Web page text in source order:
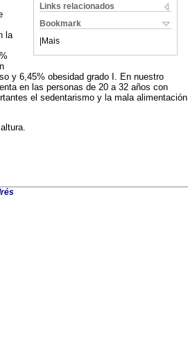
Links relacionados
Bookmark
Mais
la
y 6,45% obesidad grado I. En nuestro
en las personas de 20 a 32 años con
el sedentarismo y la mala alimentación